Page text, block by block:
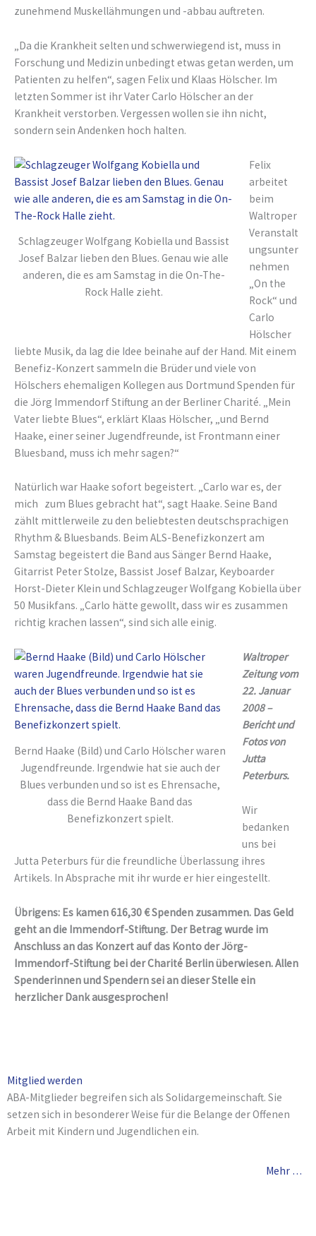
zunehmend Muskellähmungen und -abbau auftreten.
„Da die Krankheit selten und schwerwiegend ist, muss in
Forschung und Medizin unbedingt etwas getan werden, um
Patienten zu helfen“, sagen Felix und Klaas Hölscher. Im
letzten Sommer ist ihr Vater Carlo Hölscher an der
Krankheit verstorben. Vergessen wollen sie ihn nicht,
sondern sein Andenken hoch halten.
Schlagzeuger Wolfgang Kobiella und Bassist
Josef Balzar lieben den Blues. Genau wie alle
anderen, die es am Samstag in die On-The-
Rock Halle zieht.
Felix
arbeitet
beim
Waltroper
Veranstalt
ungsunter
nehmen
„On the
Rock“ und
Carlo
Hölscher
liebte Musik, da lag die Idee beinahe auf der Hand. Mit einem
Benefiz-Konzert sammeln die Brüder und viele von
Hölschers ehemaligen Kollegen aus Dortmund Spenden für
die Jörg Immendorf Stiftung an der Berliner Charité. „Mein
Vater liebte Blues“, erklärt Klaas Hölscher, „und Bernd
Haake, einer seiner Jugendfreunde, ist Frontmann einer
Bluesband, muss ich mehr sagen?“
Natürlich war Haake sofort begeistert. „Carlo war es, der
mich zum Blues gebracht hat“, sagt Haake. Seine Band
zählt mittlerweile zu den beliebtesten deutschsprachigen
Rhythm & Bluesbands. Beim ALS-Benefizkonzert am
Samstag begeistert die Band aus Sänger Bernd Haake,
Gitarrist Peter Stolze, Bassist Josef Balzar, Keyboarder
Horst-Dieter Klein und Schlagzeuger Wolfgang Kobiella über
50 Musikfans. „Carlo hätte gewollt, dass wir es zusammen
richtig krachen lassen“, sind sich alle einig.
Bernd Haake (Bild) und Carlo Hölscher waren
Jugendfreunde. Irgendwie hat sie auch der
Blues verbunden und so ist es Ehrensache,
dass die Bernd Haake Band das
Benefizkonzert spielt.
Waltroper
Zeitung vom
22. Januar
2008 –
Bericht und
Fotos von
Jutta
Peterburs.
Wir
bedanken
uns bei
Jutta Peterburs für die freundliche Überlassung ihres
Artikels. In Absprache mit ihr wurde er hier eingestellt.
Übrigens: Es kamen 616,30 € Spenden zusammen. Das Geld
geht an die Immendorf-Stiftung. Der Betrag wurde im
Anschluss an das Konzert auf das Konto der Jörg-
Immendorf-Stiftung bei der Charité Berlin überwiesen. Allen
Spenderinnen und Spendern sei an dieser Stelle ein
herzlicher Dank ausgesprochen!
Mitglied werden
ABA-Mitglieder begreifen sich als Solidargemeinschaft. Sie
setzen sich in besonderer Weise für die Belange der Offenen
Arbeit mit Kindern und Jugendlichen ein.
Mehr …